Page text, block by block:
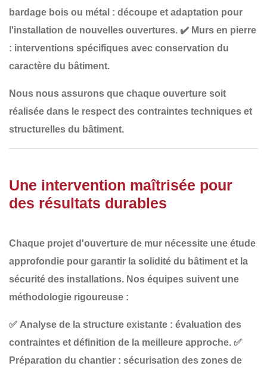
bardage bois ou métal : découpe et adaptation pour
l'installation de nouvelles ouvertures. ✔️ Murs en pierre
: interventions spécifiques avec conservation du
caractère du bâtiment.
Nous nous assurons que chaque ouverture soit
réalisée dans le respect des contraintes techniques et
structurelles du bâtiment.
Une intervention maîtrisée pour
des résultats durables
Chaque projet d'ouverture de mur nécessite une étude
approfondie pour garantir la solidité du bâtiment et la
sécurité des installations. Nos équipes suivent une
méthodologie rigoureuse :
✅ Analyse de la structure existante : évaluation des
contraintes et définition de la meilleure approche. ✅
Préparation du chantier : sécurisation des zones de